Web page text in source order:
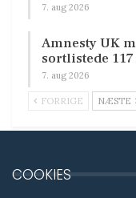
7. aug 2026
Amnesty UK
sortlistede
7. aug 2026
FORRIGE NÆSTE
COOKIES